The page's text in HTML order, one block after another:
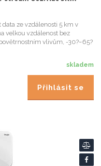
data ze vzdálenosti 5 km v
velkou vzdálenost bez
vlivům, -30?~65?
skladem
Přihlásit se